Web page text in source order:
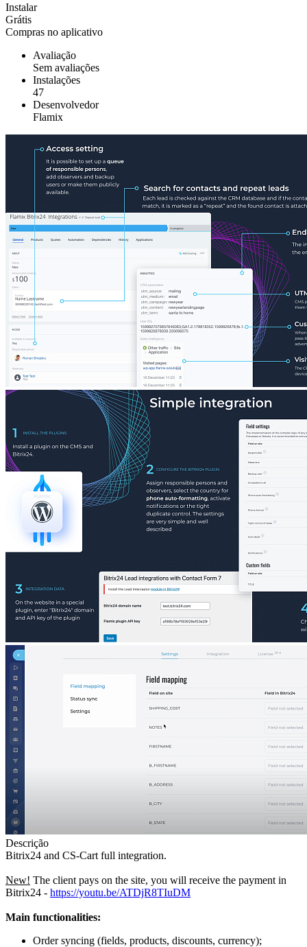
Instalar
Grátis
Compras no aplicativo
Avaliação
Sem avaliações
Instalações
47
Desenvolvedor
Flamix
Descrição
Bitrix24 and CS-Cart full integration.
New! The client pays on the site, you will receive the payment in
Bitrix24 - https://youtu.be/ATDjR8TIuDM
Main functionalities:
Order syncing (fields, products, discounts, currency);